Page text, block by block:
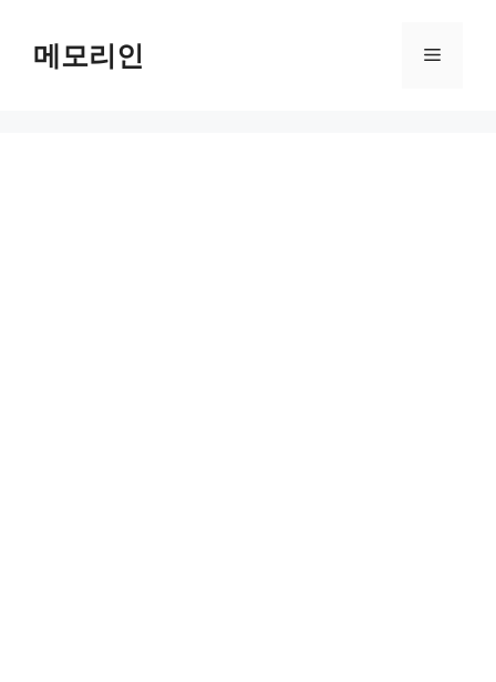
content메모리인 Menu